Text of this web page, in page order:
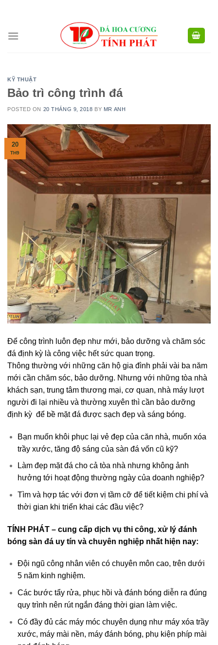
KỸ THUẬT
Bảo trì công trình đá
POSTED ON 20 THÁNG 9, 2018 BY MR ANH
20
TH9
Để công trình luôn đẹp như mới, bảo dưỡng và chăm sóc
đá định kỳ là công việc hết sức quan trọng.
Thông thường với những căn hộ gia đình phải vài ba năm
mới cần chăm sóc, bảo dưỡng. Nhưng với những tòa nhà
khách sạn, trung tâm thương mại, cơ quan, nhà máy lượt
người đi lại nhiều và thường xuyên thì cần bảo dưỡng
định kỳ để bề mặt đá được sạch đẹp và sáng bóng.
Bạn muốn khôi phục lại vẻ đẹp của căn nhà, muốn xóa
trầy xước, tăng độ sáng của sàn đá vốn cũ kỹ?
Làm đẹp mặt đá cho cả tòa nhà nhưng không ảnh
hưởng tới hoạt động thường ngày của doanh nghiệp?
Tìm và hợp tác với đơn vị tầm cỡ để tiết kiệm chi phí và
thời gian khi triển khai các đầu việc?
TÍNH PHÁT – cung cấp dịch vụ thi công, xử lý đánh
bóng sàn đá uy tín và chuyên nghiệp nhất hiện nay:
Đội ngũ công nhân viên có chuyên môn cao, trên dưới
5 năm kinh nghiệm.
Các bước tẩy rửa, phục hồi và đánh bóng diễn ra đúng
quy trình nên rút ngắn đáng thời gian làm việc.
Có đầy đủ các máy móc chuyên dụng như máy xóa trầy
xước, máy mài nền, máy đánh bóng, phụ kiện phíp mài